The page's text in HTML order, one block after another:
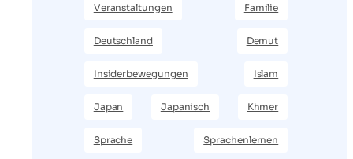
Veranstaltungen Familie
Deutschland Demut
Insiderbewegungen Islam
Japan Japanisch Khmer
Sprache Sprachenlernen